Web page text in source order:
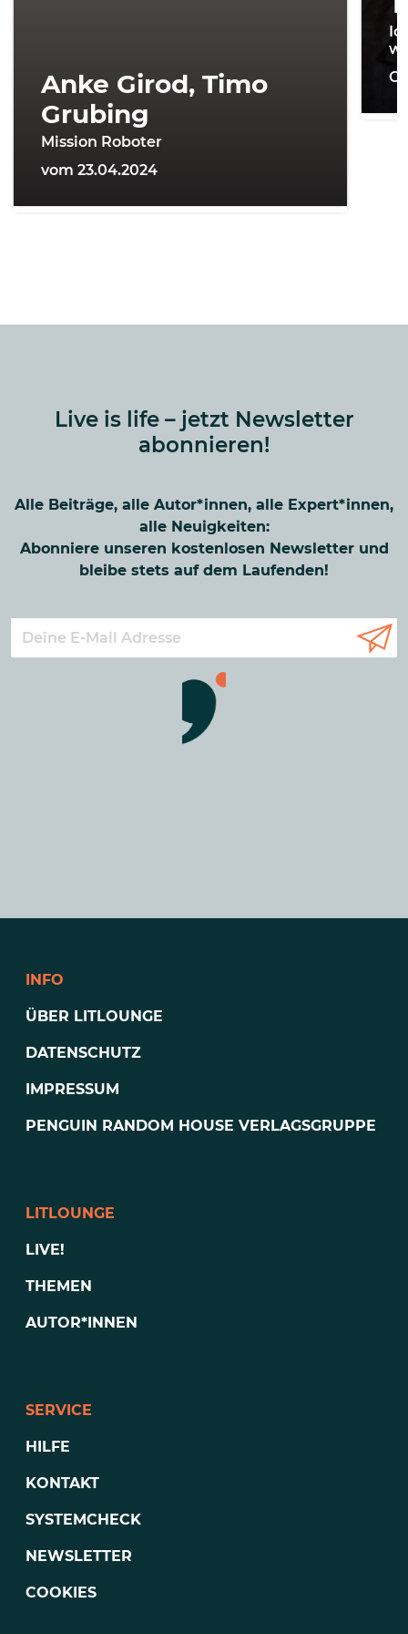
Anke Girod, Timo
Grubing
Mission Roboter
vom 23.04.2024
Live is life – jetzt Newsletter
abonnieren!
Alle Beiträge, alle Autor*innen, alle Expert*innen,
alle Neuigkeiten:
Abonniere unseren kostenlosen Newsletter und
bleibe stets auf dem Laufenden!
INFO
ÜBER LITLOUNGE
DATENSCHUTZ
IMPRESSUM
PENGUIN RANDOM HOUSE VERLAGSGRUPPE
LITLOUNGE
LIVE!
THEMEN
AUTOR*INNEN
SERVICE
HILFE
KONTAKT
SYSTEMCHECK
NEWSLETTER
COOKIES